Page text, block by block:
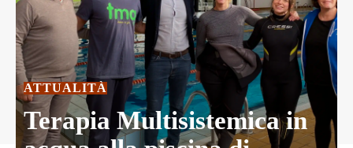
ATTUALITÀ
Terapia Multisistemica in